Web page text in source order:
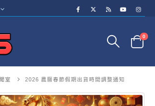
0
室 2026 農曆春節假期出貨時間調整通知